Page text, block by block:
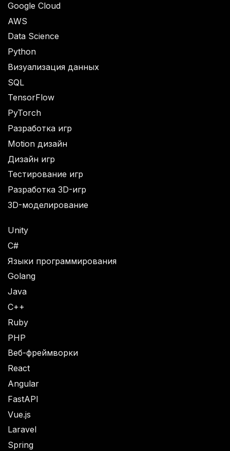
Google Cloud
AWS
Data Science
Python
Визуализация данных
SQL
TensorFlow
PyTorch
Разработка игр
Motion дизайн
Дизайн игр
Тестирование игр
Разработка 3D-игр
3D-моделирование
Unity
C#
Языки программирования
Golang
Java
C++
Ruby
PHP
Веб-фреймворки
React
Angular
FastAPI
Vue.js
Laravel
Spring